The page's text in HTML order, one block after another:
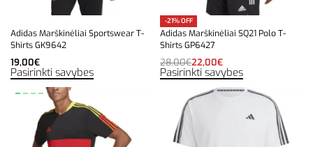
Adidas Marškinėliai Sportswear T-
Shirts GK9642
19,00€
Pasirinkti savybes
-21% OFF
Adidas Marškinėliai SQ21 Polo T-
Shirts GP6427
28,00€22,00€
Pasirinkti savybes